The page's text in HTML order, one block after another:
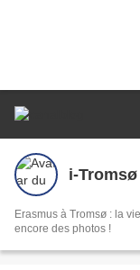
i-Tromsø
Erasmus à Tromsø : la
encore des photos !